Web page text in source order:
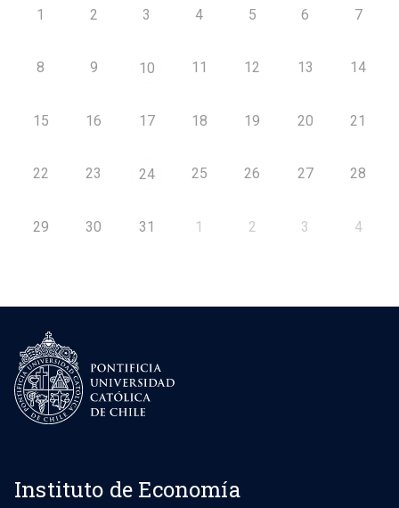
1 2 3 4 5 6 7
8 9 10 11 12 13 14
15 16 17 18 19 20 21
22 23 24 25 26 27 28
29 30 31 1 2 3 4
Instituto de Economía